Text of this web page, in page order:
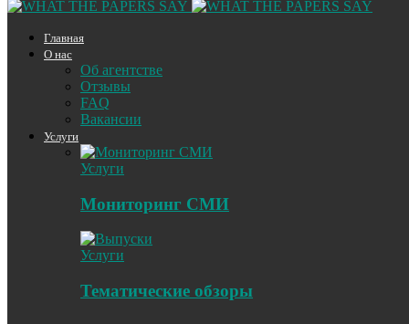
Главная
О нас
Об агентстве
Отзывы
FAQ
Вакансии
Услуги
Услуги
Мониторинг СМИ
Услуги
Тематические обзоры